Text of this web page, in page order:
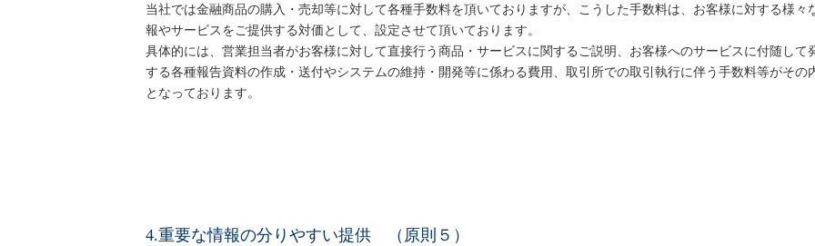
当社では金融商品の購入・売却等に対して各種手数料を頂いておりますが、こうした手数料は、お客様に対する様々
報やサービスをご提供する対価として、設定させて頂いております。
具体的には、営業担当者がお客様に対して直接行う商品・サービスに関するご説明、お客様へのサービスに付随して
する各種報告資料の作成・送付やシステムの維持・開発等に係わる費用、取引所での取引執行に伴う手数料等がその
となっております。
4.重要な情報の分りやすい提供 （原則５）